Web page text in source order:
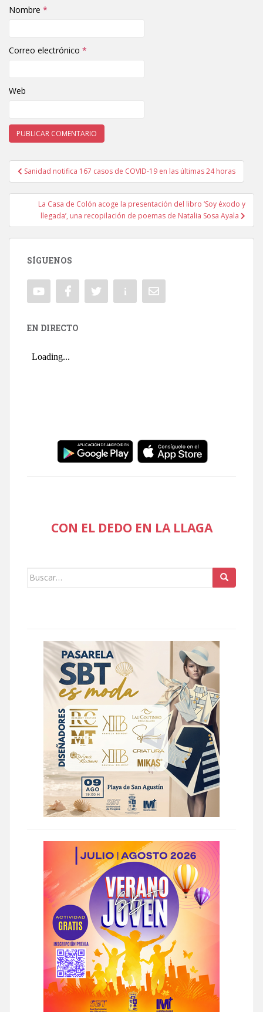
Nombre *
Correo electrónico *
Web
Navegación de entradas
Sanidad notifica 167 casos de COVID-19 en las últimas 24 horas
La Casa de Colón acoge la presentación del libro ‘Soy éxodo y
llegada’, una recopilación de poemas de Natalia Sosa Ayala
SÍGUENOS
EN DIRECTO
CON EL DEDO EN LA LLAGA
Buscar: